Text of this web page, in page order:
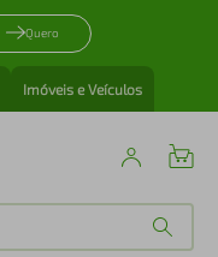
Quero
Imóveis e Veículos